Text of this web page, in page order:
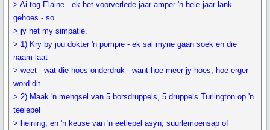
> Ai tog Elaine - ek het voorverlede jaar amper 'n hele jaar lank
gehoes - so
> jy het my simpatie.
> 1) Kry by jou dokter 'n pompie - ek sal myne gaan soek en die
naam laat
> weet - wat die hoes onderdruk - want hoe meer jy hoes, hoe erger
word dit
> 2) Maak 'n mengsel van 5 borsdruppels, 5 druppels Turlington op 'n
teelepel
> heining, en 'n keuse van 'n eetlepel asyn, suurlemoensap of